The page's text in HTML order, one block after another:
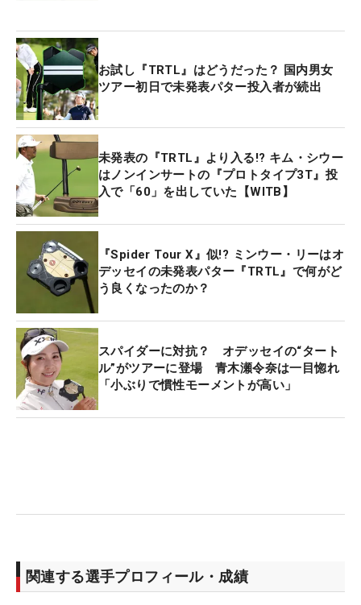
お試し『TRTL』はどうだった？ 国内男女
ツアー初日で未発表パター投入者が続出
未発表の『TRTL』より入る!? キム・シウー
はノンインサートの『プロトタイプ3T』投
入で「60」を出していた【WITB】
『Spider Tour X』似!? ミンウー・リーはオ
デッセイの未発表パター『TRTL』で何がど
う良くなったのか？
スパイダーに対抗？ オデッセイの“タート
ル”がツアーに登場 青木瀬令奈は一目惚れ
「小ぶりで慣性モーメントが高い」
関連する選手プロフィール・成績